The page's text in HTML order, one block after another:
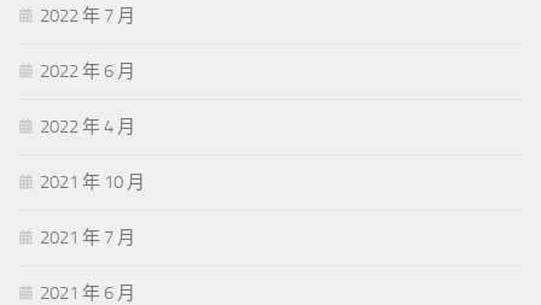
2022 年 7 月
2022 年 6 月
2022 年 4 月
2021 年 10 月
2021 年 7 月
2021 年 6 月